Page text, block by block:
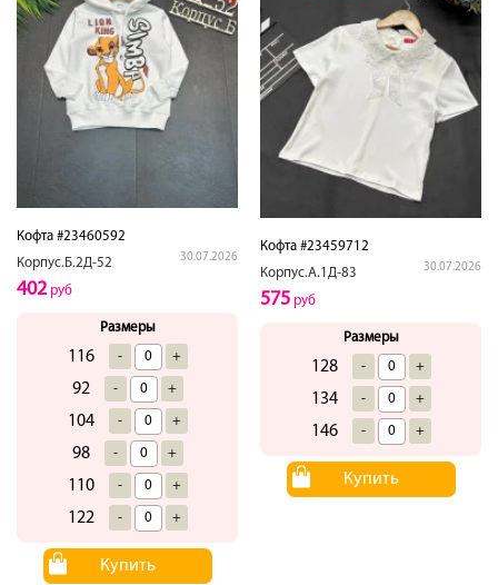
Кофта #23460592
Корпус.Б.2Д-52
30.07.2026
402руб
Размеры
116 - +
92 - +
104 - +
98 - +
110 - +
122 - +
Купить
Кофта #23459712
Корпус.А.1Д-83
30.07.2026
575 руб
Размеры
128 - +
134 - +
146 - +
Купить